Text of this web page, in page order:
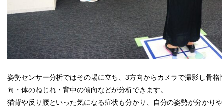
姿勢センサー分析ではその場に立ち、3方向からカメラで撮影し骨
向・体のねじれ・背中の傾向などが分析できます。
猫背や反り腰といった気になる症状も分かり、自分の姿勢が分かり